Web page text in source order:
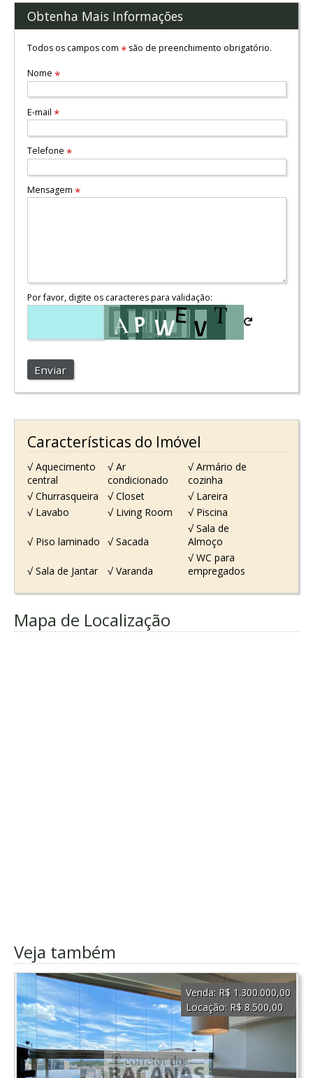
Obtenha Mais Informações
Todos os campos com *são de preenchimento obrigatório.
Nome *
E-mail *
Telefone *
Mensagem *
Por favor, digite os caracteres para validação:
Enviar
Características do Imóvel
√ Aquecimento
central
√ Ar
condicionado
√ Armário de
cozinha
√ Churrasqueira
√ Closet
√ Lareira
√ Lavabo
√ Living Room √ Piscina
√ Piso laminado √ Sacada
√ Sala de
Almoço
√ Sala de Jantar √ Varanda
√ WC para
empregados
Mapa de Localização
Veja também
Venda: R$ 1.300.000,00
Locação: R$ 8.500,00